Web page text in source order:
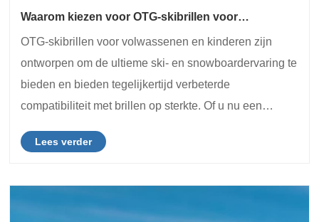
Waarom kiezen voor OTG-skibrillen voor
OTG-skibrillen voor volwassenen en kinderen zijn
ontworpen om de ultieme ski- en snowboardervaring te
bieden en bieden tegelijkertijd verbeterde
compatibiliteit met brillen op sterkte. Of u nu een
gaat, het kiezen van de juiste bril is essentie......
Lees verder